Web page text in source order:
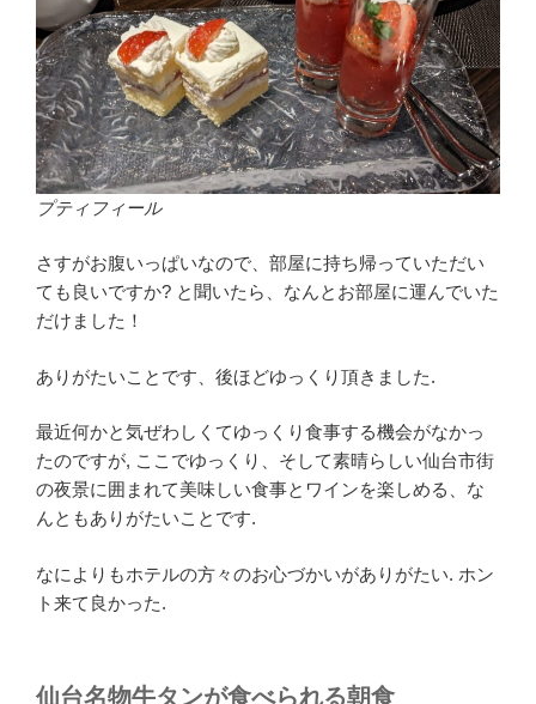
プティフィール
さすがお腹いっぱいなので、部屋に持ち帰っていただい
ても良いですか? と聞いたら、なんとお部屋に運んでいた
だけました！
ありがたいことです、後ほどゆっくり頂きました.
最近何かと気ぜわしくてゆっくり食事する機会がなかっ
たのですが, ここでゆっくり、そして素晴らしい仙台市街
の夜景に囲まれて美味しい食事とワインを楽しめる、な
んともありがたいことです.
なによりもホテルの方々のお心づかいがありがたい. ホン
ト来て良かった.
仙台名物牛タンが食べられる朝食